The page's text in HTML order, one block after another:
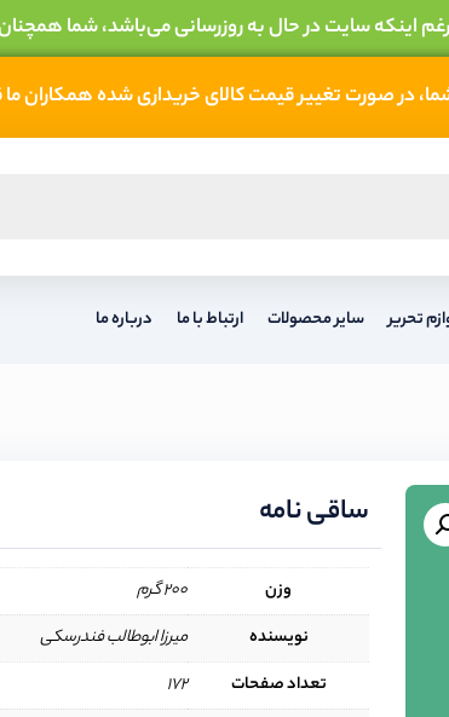
اینکه سایت در حال به روزرسانی می‌باشد، شما
در صورت تغییر قیمت کالای خریداری شده همکاران
تحریر سایر محصولات ارتباط با ما درباره ما
ساقی نامه
وزن
200 گرم
نویسنده
میرزا ابوطالب فندرسکی
تعداد صفحات
172